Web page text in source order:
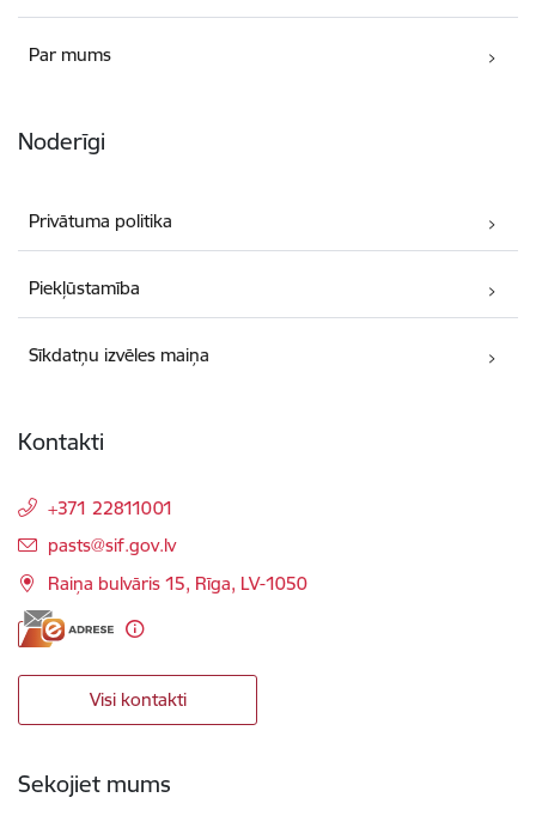
Par mums
Noderīgi
Privātuma politika
Piekļūstamība
Sīkdatņu izvēles maiņa
Kontakti
+371 22811001
E-pasts:
pasts@sif.gov.lv
Raiņa bulvāris 15, Rīga, LV-1050
Visi kontakti
Sekojiet mums